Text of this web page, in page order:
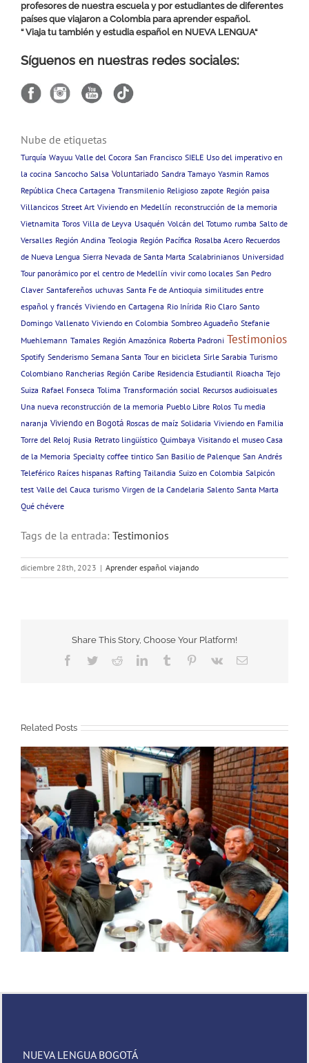
profesores de nuestra escuela y por estudiantes de diferentes
países que viajaron a Colombia para aprender español.
“ Viaja tu también y estudia español en NUEVA LENGUA“
Síguenos en nuestras redes sociales:
Nube de etiquetas
Turquía Wayuu Valle del Cocora San Francisco SIELE Uso del imperativo en
la cocina Sancocho Salsa Voluntariado Sandra Tamayo Yasmin Ramos
República Checa Cartagena Transmilenio Religioso zapote Región paisa
Villancicos Street Art Viviendo en Medellín reconstrucción de la memoria
Vietnamita Toros Villa de Leyva Usaquén Volcán del Totumo rumba Salto de
Versalles Región Andina Teologia Región Pacífica Rosalba Acero Recuerdos
de Nueva Lengua Sierra Nevada de Santa Marta Scalabrinianos Universidad
Tour panorámico por el centro de Medellín vivir como locales San Pedro
Claver Santafereños uchuvas Santa Fe de Antioquia similitudes entre
español y francés Viviendo en Cartagena Rio Inírida Rio Claro Santo
Domingo Vallenato Viviendo en Colombia Sombreo Aguadeño Stefanie
Muehlemann Tamales Región Amazónica Roberta Padroni Testimonios
Spotify Senderismo Semana Santa Tour en bicicleta Sirle Sarabia Turismo
Colombiano Rancherias Región Caribe Residencia Estudiantil Rioacha Tejo
Suiza Rafael Fonseca Tolima Transformación social Recursos audioisuales
Una nueva reconstrucción de la memoria Pueblo Libre Rolos Tu media
naranja Viviendo en Bogotá Roscas de maíz Solidaria Viviendo en Familia
Torre del Reloj Rusia Retrato lingüístico Quimbaya Visitando el museo Casa
de la Memoria Specialty coffee tintico San Basilio de Palenque San Andrés
Teleférico Raíces hispanas Rafting Tailandia Suizo en Colombia Salpicón
test Valle del Cauca turismo Virgen de la Candelaria Salento Santa Marta
Qué chévere
Tags de la entrada: Testimonios
diciembre 28th, 2023 | Aprender español viajando
Share This Story, Choose Your Platform!
Facebook
TwitterRedditLinkedInTumblr Pinterest
Vk Email
Related Posts
Novena de Navidad
NUEVA LENGUA BOGOTÁ